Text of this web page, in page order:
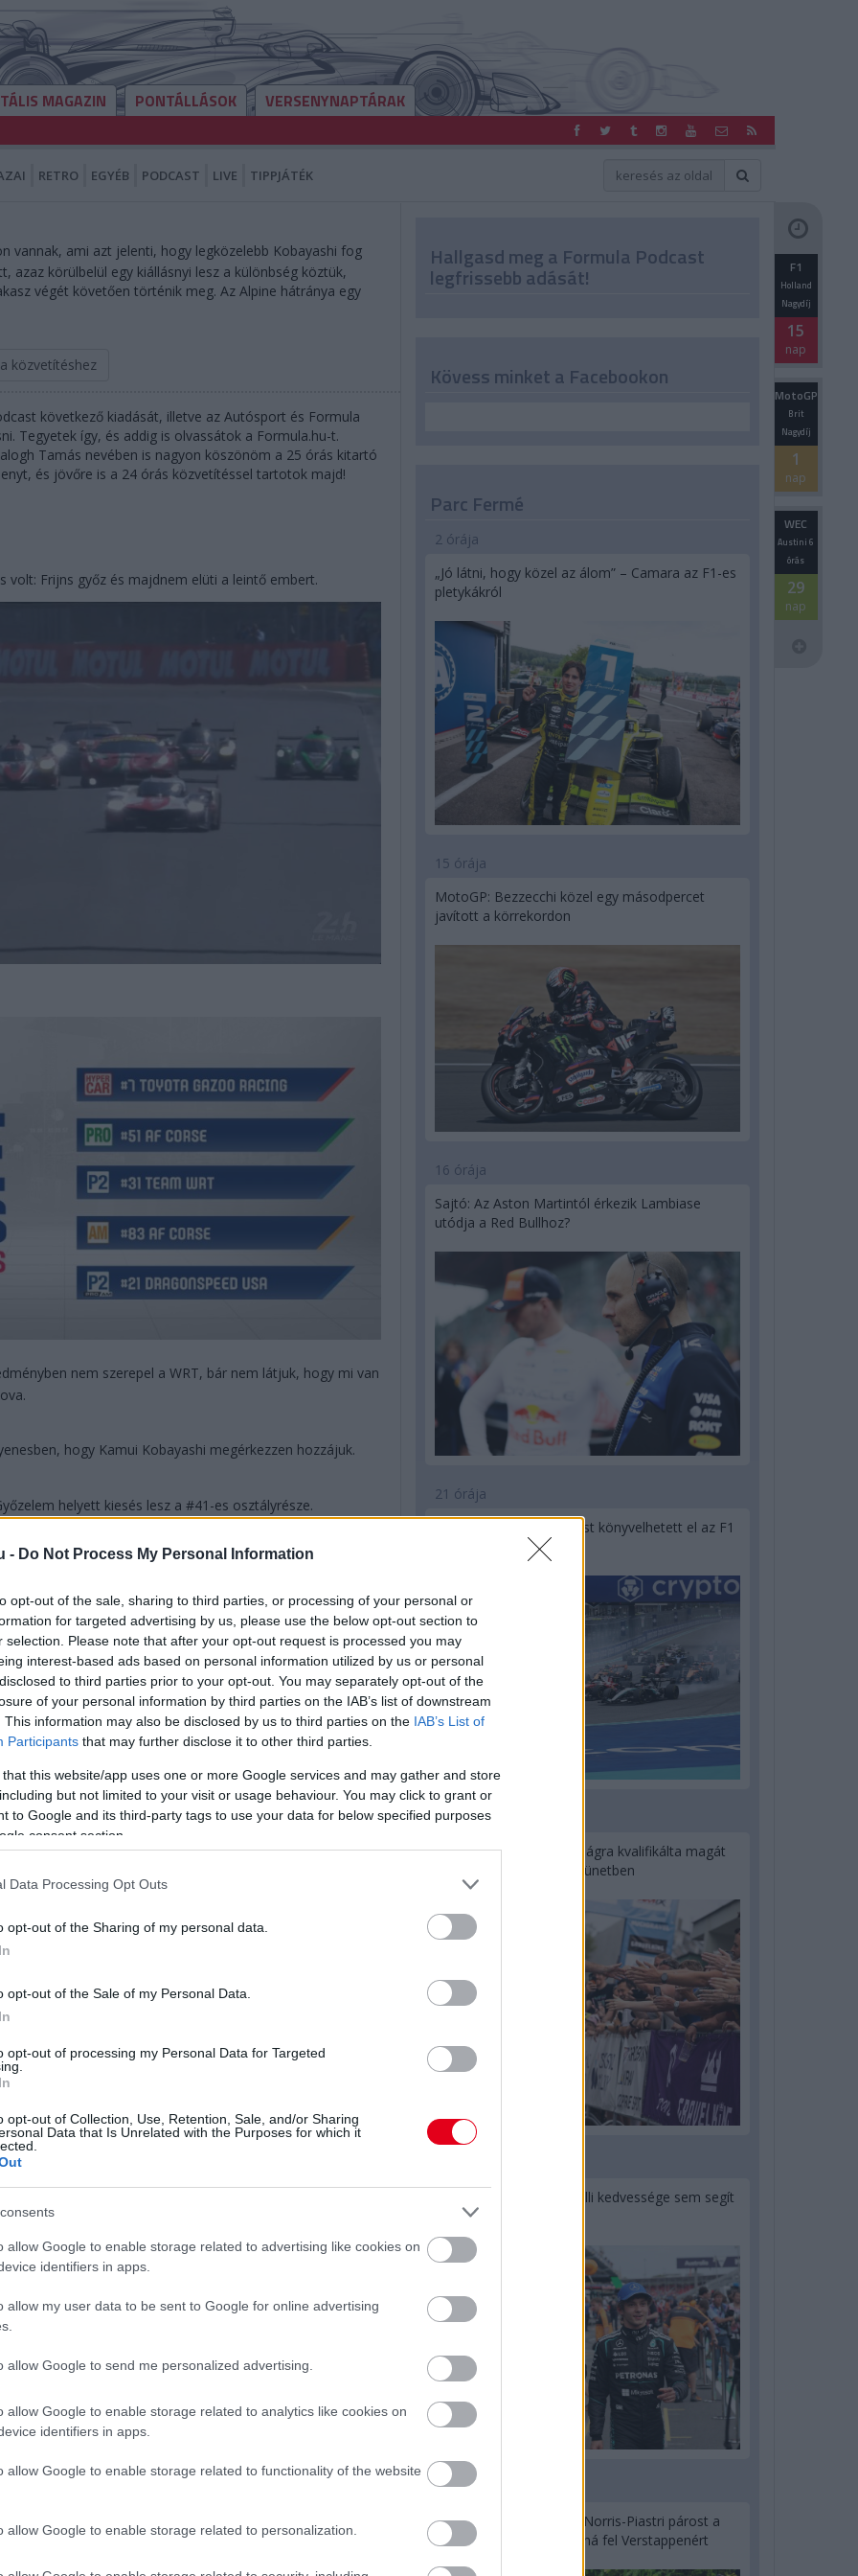
- Do Not Process My Personal Information
opt-out of the sale, sharing to third parties, or processing of your personal or
for targeted advertising by us, please use the below opt-out section to
selection. Please note that after your opt-out request is processed you may
interest-based ads based on personal information utilized by us or personal
to third parties prior to your opt-out. You may separately opt-out of the
of your personal information by third parties on the IAB’s list of downstream
This information may also be disclosed by us to third parties on the IAB’s List of
Participants that may further disclose it to other third parties.
that this website/app uses one or more Google services and may gather and store
but not limited to your visit or usage behaviour. You may click to grant or
to Google and its third-party tags to use your data for below specified purposes
consent section.
Data Processing Opt Outs
opt-out of the Sharing of my personal data.
opt-out of the Sale of my Personal Data.
opt-out of processing my Personal Data for Targeted
opt-out of Collection, Use, Retention, Sale, and/or Sharing
Data that Is Unrelated with the Purposes for which it
allow Google to enable storage related to advertising like cookies on
identifiers in apps.
allow my user data to be sent to Google for online advertising
allow Google to send me personalized advertising.
allow Google to enable storage related to analytics like cookies on
identifiers in apps.
allow Google to enable storage related to functionality of the website
allow Google to enable storage related to personalization.
MAGAZIN PONTÁLLÁSOK VERSENYNAPTÁRAK
RETRO EGYÉB PODCAST LIVE TIPPJÁTÉK
vannak, ami azt jelenti, hogy legközelebb Kobayashi fog
azaz körülbelül egy kiállásnyi lesz a különbség köztük,
végét követően történik meg. Az Alpine hátránya egy
közvetítéshez
következő kiadását, illetve az Autósport és Formula
Tegyetek így, és addig is olvassátok a Formula.hu-t.
Tamás nevében is nagyon köszönöm a 25 órás kitartó
és jövőre is a 24 órás közvetítéssel tartotok majd!
volt: Frijns győz és majdnem elüti a leintő embert.
nem szerepel a WRT, bár nem látjuk, hogy mi van
hogy Kamui Kobayashi megérkezzen hozzájuk.
helyett kiesés lesz a #41-es osztályrésze.
a WRT-vel a holland, valamint Habsburg
elgázolták a zászlós embert.
ÉS MIKE CONWAY MEGNYERI A 89. LE MANS-I 24
helyen, mögöttük Frijns menekül a Jota elől. Az utolsó
nem lesz Le Mans-i kategóriagyőztes! Éles csata az
az újonc WRT: kategóriagyőztes Ye Yifei, Robert Kubica és
végül megszerezte a Pro-Am győzelmét a DragonSpeed
Henrik Hedman nyeri az új alkategóriát.
James Calado és Alessandro Pier Guidi
ban az #51-es AF Corse Ferrarival.
az amatőrök között a #83-as AF Corse nyeri a Le Mans-t,
Hallgasd meg a Formula Podcast
legfrissebb adását! F1
Holland
Nagydíj
15
nap
MotoGP
Brit
Nagydíj
1
nap
WEC
Austini 6
órás
29
nap
Kövess minket a Facebookon
Parc Fermé
2 órája
„Jó látni, hogy közel az álom” – Camara az F1-es
pletykákról
15 órája
MotoGP: Bezzecchi közel egy másodpercet
javított a körrekordon
16 órája
Sajtó: Az Aston Martintól érkezik Lambiase
utódja a Red Bullhoz?
21 órája
Óriási bevétel-visszaesést könyvelhetett el az F1
a második negyedévben
23 órája
Kerékpáros világbajnokságra kvalifikálta magát
Bottas az F1-es nyári szünetben
Montoya szerint Antonelli kedvessége sem segít
Russellen
2 napja
Hakkinen megtartaná a Norris-Piastri párost a
McLarennél, nem borítaná fel Verstappenért